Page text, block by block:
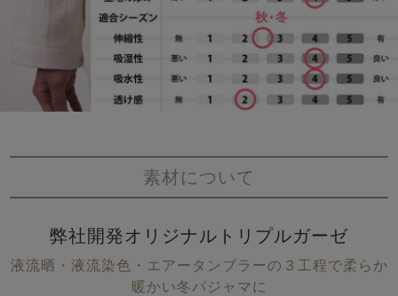
素材について
弊社開発オリジナルトリプルガーゼ
液流晒・液流染色・エアータンブラーの３工程で柔らか
暖かい冬パジャマに